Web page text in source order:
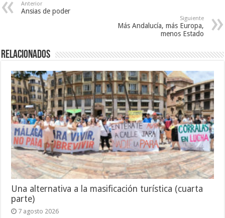
Anterior
Ansias de poder
Siguiente
Más Andalucía, más Europa,
menos Estado
Relacionados
Una alternativa a la masificación turística (cuarta
parte)
7 agosto 2026